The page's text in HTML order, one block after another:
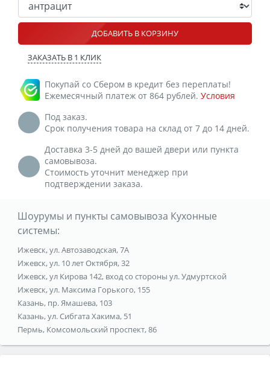
ДОБАВИТЬ В КОРЗИНУ
ЗАКАЗАТЬ В 1 КЛИК
Покупай со Сбером в кредит без переплаты!
Ежемесячный платеж от 864 рублей. Условия
Под заказ.
Срок получения товара на склад от 7 до 14 дней.
Доставка 3-5 дней до вашей двери или пункта
самовывоза.
Стоимость уточнит менеджер при
подтверждении заказа.
Шоурумы и пункты самовывоза Кухонные
системы:
Ижевск, ул. Автозаводская, 7А
Ижевск, ул. 10 лет Октября, 32
Ижевск, ул Кирова 142, вход со стороны ул. Удмуртской
Ижевск, ул. Максима Горького, 155
Казань, пр. Ямашева, 103
Казань, ул. Сибгата Хакима, 51
Пермь, Комсомольский проспект, 86